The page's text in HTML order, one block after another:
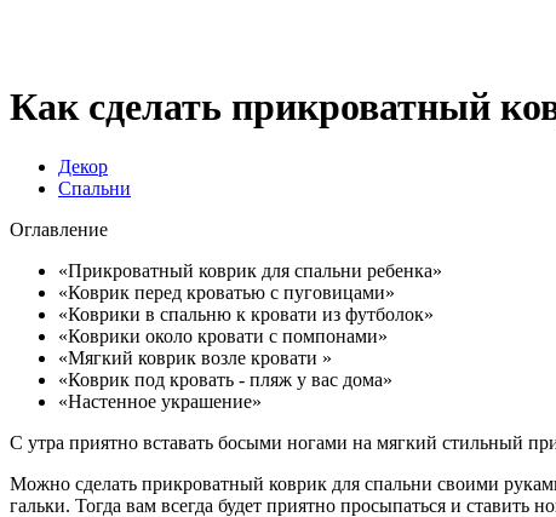
Как сделать прикроватный
Декор
Спальни
Оглавление
«Прикроватный коврик для спальни ребенка»
«Коврик перед кроватью с пуговицами»
«Коврики в спальню к кровати из футболок»
«Коврики около кровати с помпонами»
«Мягкий коврик возле кровати »
«Коврик под кровать - пляж у вас дома»
«Настенное украшение»
С утра приятно вставать босыми ногами на мягкий стильный
Можно сделать прикроватный коврик для спальни своими
гальки. Тогда вам всегда будет приятно просыпаться и ставить